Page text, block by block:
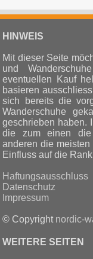
Preis 60.99€
Brütting
Preis 50.16€
FitVille Extra
Walking Schuhe
FitVille Damen
Sportschuhe
Preis 62.99€
HINWEIS
Mit dieser Seite
und
eventuellen Kauf
basieren
sich bereits die
Wanderschuhe
geschrieben haben.
die zum einen die
anderen die
Einfluss auf die
Haftungsausschluss
Datenschutz
Impressum
© Copyright nordic-
WEITERE SEITEN